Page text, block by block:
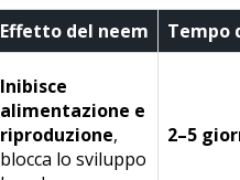
Effetto del neem Tempo
Inibisce
alimentazione e
riproduzione,
blocca lo sviluppo
2–5